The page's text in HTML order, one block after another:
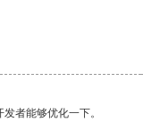
者能够优化一下。